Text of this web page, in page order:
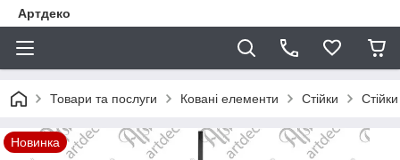
Артдеко
Товари та послуги Ковані елементи Стійки
Новинка